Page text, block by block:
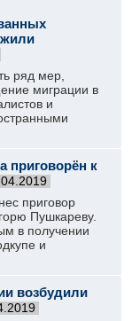
ряд мер,
миграции в
и
приговорён к
приговор
Пушкареву.
в получении
и
возбудили